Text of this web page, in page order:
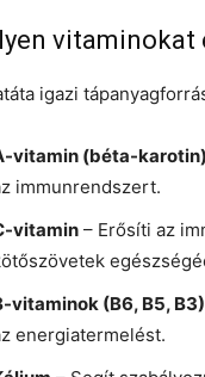
vitaminokat
igazi
vitamin (béta-karotin)
immunrendszert.
vitamin – Erősíti az
vitaminok (B6, B5, B3)
energiatermelést.